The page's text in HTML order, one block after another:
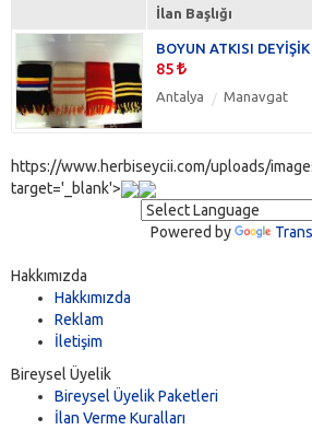
İlan Başlığı
BOYUN ATKISI DEYİŞİK
85
Antalya Manavgat
https://www.herbiseycii.com/uploads/
target='_blank'>
Powered by
Hakkımızda
Hakkımızda
Reklam
İletişim
Bireysel Üyelik
Bireysel Üyelik Paketleri
İlan Verme Kuralları